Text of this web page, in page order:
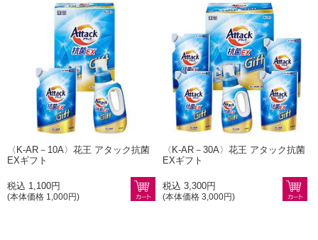
〈K-AR－10A〉花王 アタック抗菌
EXギフト
税込 1,100円
(本体価格 1,000円)
〈K-AR－30A〉花王 アタック抗菌
EXギフト
税込 3,300円
(本体価格 3,000円)